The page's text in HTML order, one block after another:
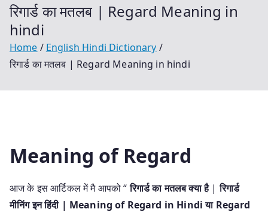
रिगार्ड का मतलब | Regard Meaning in
hindi
Home
English Hindi Dictionary
रिगार्ड का मतलब | Regard Meaning in hindi
Meaning of Regard
आज के इस आर्टिकल में मै आपको “रिगार्ड का मतलब क्या है|रिगार्ड
मीनिंग इन हिंदी | Meaning of Regard in Hindi या Regard